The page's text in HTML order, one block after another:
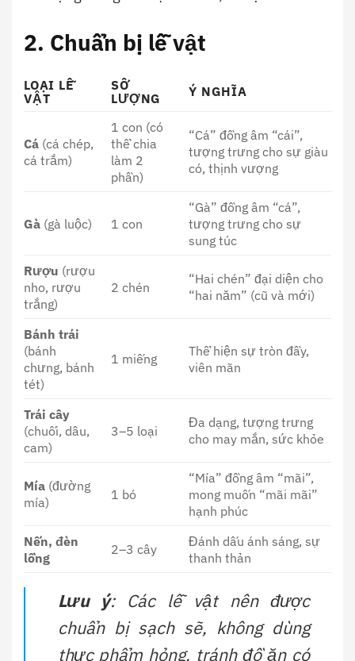
2. Chuẩn bị lễ vật
LOẠI LỄ
VẬT
SỐ
LƯỢNG
Ý NGHĨA
Cá (cá chép,
cá trắm)
1 con (có
thể chia
làm 2
phần)
“Cá” đồng âm “cái”,
tượng trưng cho sự giàu
có, thịnh vượng
Gà (gà luộc) 1 con
“Gà” đồng âm “cá”,
tượng trưng cho sự
sung túc
Rượu (rượu
nho, rượu
trắng)
2 chén
“Hai chén” đại diện cho
“hai năm” (cũ và mới)
Bánh trái
(bánh
chưng, bánh
tét)
1 miếng
Thể hiện sự tròn đầy,
viên mãn
Trái cây
(chuối, dâu,
cam)
3–5 loại
Đa dạng, tượng trưng
cho may mắn, sức khỏe
Mía (đường
mía)
1 bó
“Mía” đồng âm “mãi”,
mong muốn “mãi mãi”
hạnh phúc
Nến, đèn
lồng
2–3 cây
Đánh dấu ánh sáng, sự
thanh thản
Lưu ý: Các lễ vật nên được
chuẩn bị sạch sẽ, không dùng
thực phẩm hỏng, tránh đồ ăn có